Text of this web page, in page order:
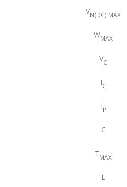
VN(DC) MAX
WMAX
VC
IC
IP
C
TMAX
L